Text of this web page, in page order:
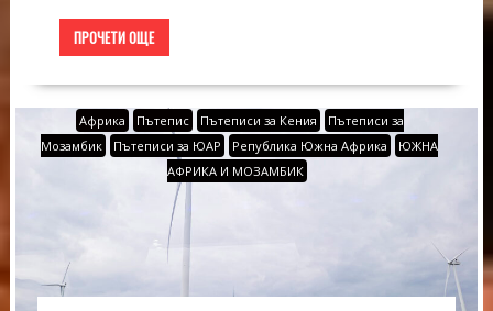
ПРОЧЕТИ ОЩЕ
Африка Пътепис Пътеписи за Кения
Пътеписи за
Мозамбик
Пътеписи за ЮАР Република Южна Африка
ЮЖНА
АФРИКА И МОЗАМБИК